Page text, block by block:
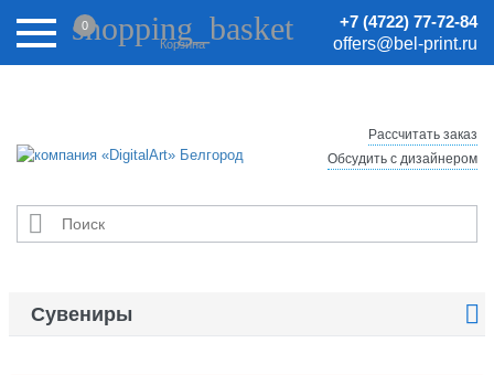
Внимание! Цены на сайте могут быть неактуальными.
Актуальные цены уточняйте у менеджеров.
+7 (4722) 77-72-84
offers@bel-print.ru
shopping_basket
Корзина
0

Рассчитать заказ
Обсудить с дизайнером
Сувениры 